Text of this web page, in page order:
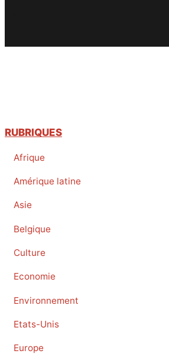
RUBRIQUES
Afrique
Amérique latine
Asie
Belgique
Culture
Economie
Environnement
Etats-Unis
Europe